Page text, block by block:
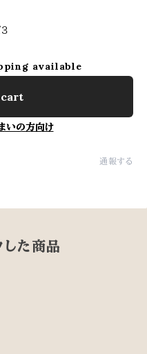
available
いの方向け
通報する
した商品